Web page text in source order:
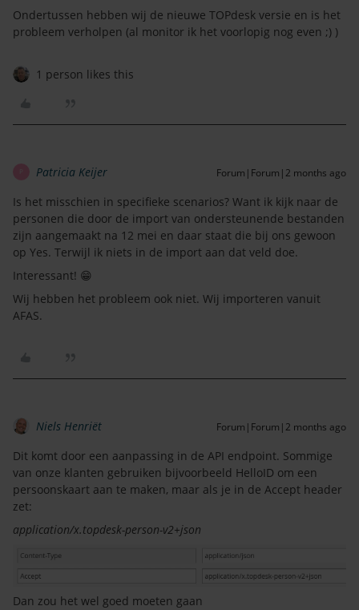
Ondertussen hebben wij de nieuwe TOPdesk versie en is het
probleem verholpen (al monitor ik het voorlopig nog even ;) )
1 person likes this
Patricia Keijer Forum|Forum|2 months ago
Is het misschien in specifieke scenarios? Want ik kijk naar de
personen die door de import van ondersteunende bestanden
zijn aangemaakt na 12 mei en daar staat die bij ons gewoon
op Yes. Terwijl ik niets in de import aan dat veld doe.
Interessant! 😁
Wij hebben het probleem ook niet. Wij importeren vanuit
AFAS.
Niels Henriët Forum|Forum|2 months ago
Dit komt door een aanpassing in de API endpoint. Sommige
van onze klanten gebruiken bijvoorbeeld HelloID om een
persoonskaart aan te maken, maar als je in de Accept header
zet:
application/x.topdesk-person-v2+json
Dan zou het wel goed moeten gaan